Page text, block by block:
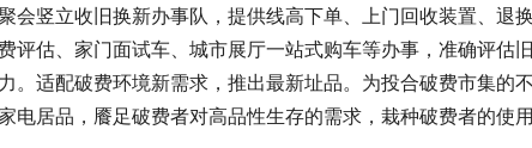
会竖立收旧换新办事队，提供线高下单、上门回收装置、退
评估、家门面试车、城市展厅一站式购车等办事，准确评估
。适配破费环境新需求，推出最新址品。为投合破费市集的
电居品，餍足破费者对高品性生存的需求，栽种破费者的使用